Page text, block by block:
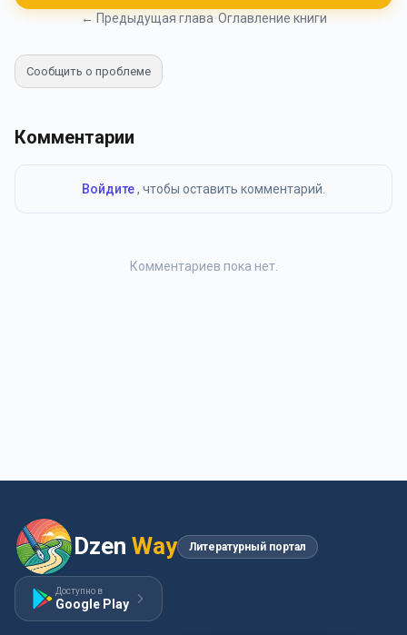
← Предыдущая глава Оглавление книги
Сообщить о проблеме
Комментарии
Войдите, чтобы оставить комментарий.
Комментариев пока нет.
Dzen Way Литературный портал
Доступно в
Google Play